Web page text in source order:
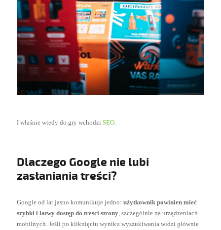
I właśnie wtedy do gry wchodziSEO
Dlaczego Google nie lubi
zasłaniania treści?
Google od lat jasno komunikuje jedno:użytkownik powinien mieć
szybki i łatwy dostęp do treści strony , szczególnie na urządzeniach
mobilnych. Jeśli po kliknięciu wyniku wyszukiwania widzi głównie